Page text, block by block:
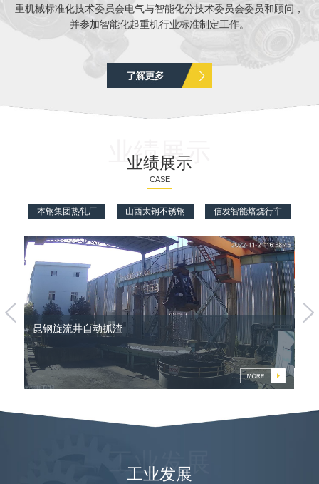
重机械标准化技术委员会电气与智能化分技术委员会委员和顾问，
并参加智能化起重机行业标准制定工作。
业绩展示
业绩展示
CASE
本钢集团热轧厂 山西太钢不锈钢 信发智能焙烧行车
昆钢旋流井自动抓渣
堆
工业发展
工业发展